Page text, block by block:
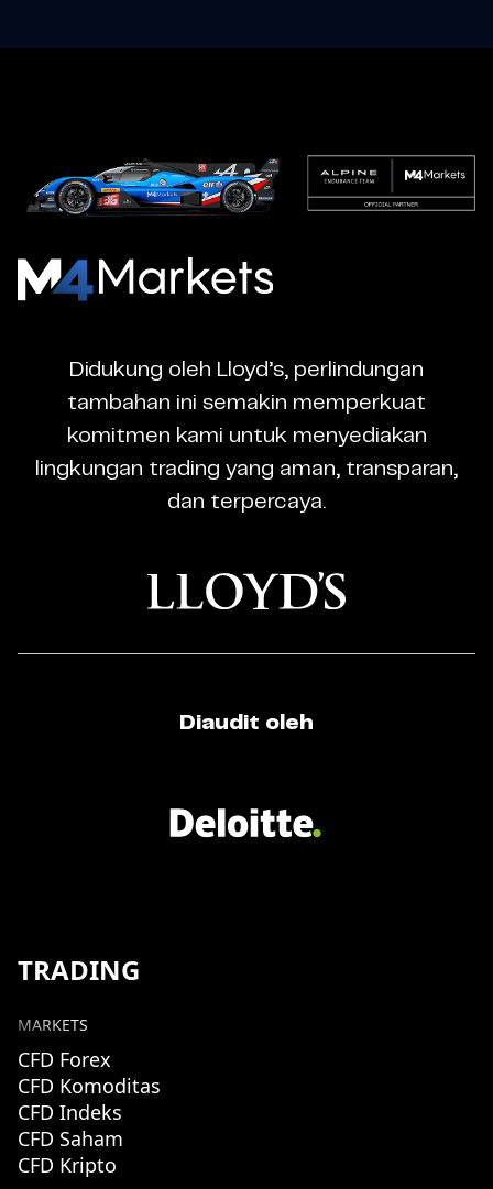
M4Markets
CFD
Trading
Regulated
Broker
Didukung oleh Lloyd’s, perlindungan
tambahan ini semakin memperkuat
komitmen kami untuk menyediakan
lingkungan trading yang aman, transparan,
dan terpercaya.
Diaudit oleh
TRADING
MARKETS
CFD Forex
CFD Komoditas
CFD Indeks
CFD Saham
CFD Kripto